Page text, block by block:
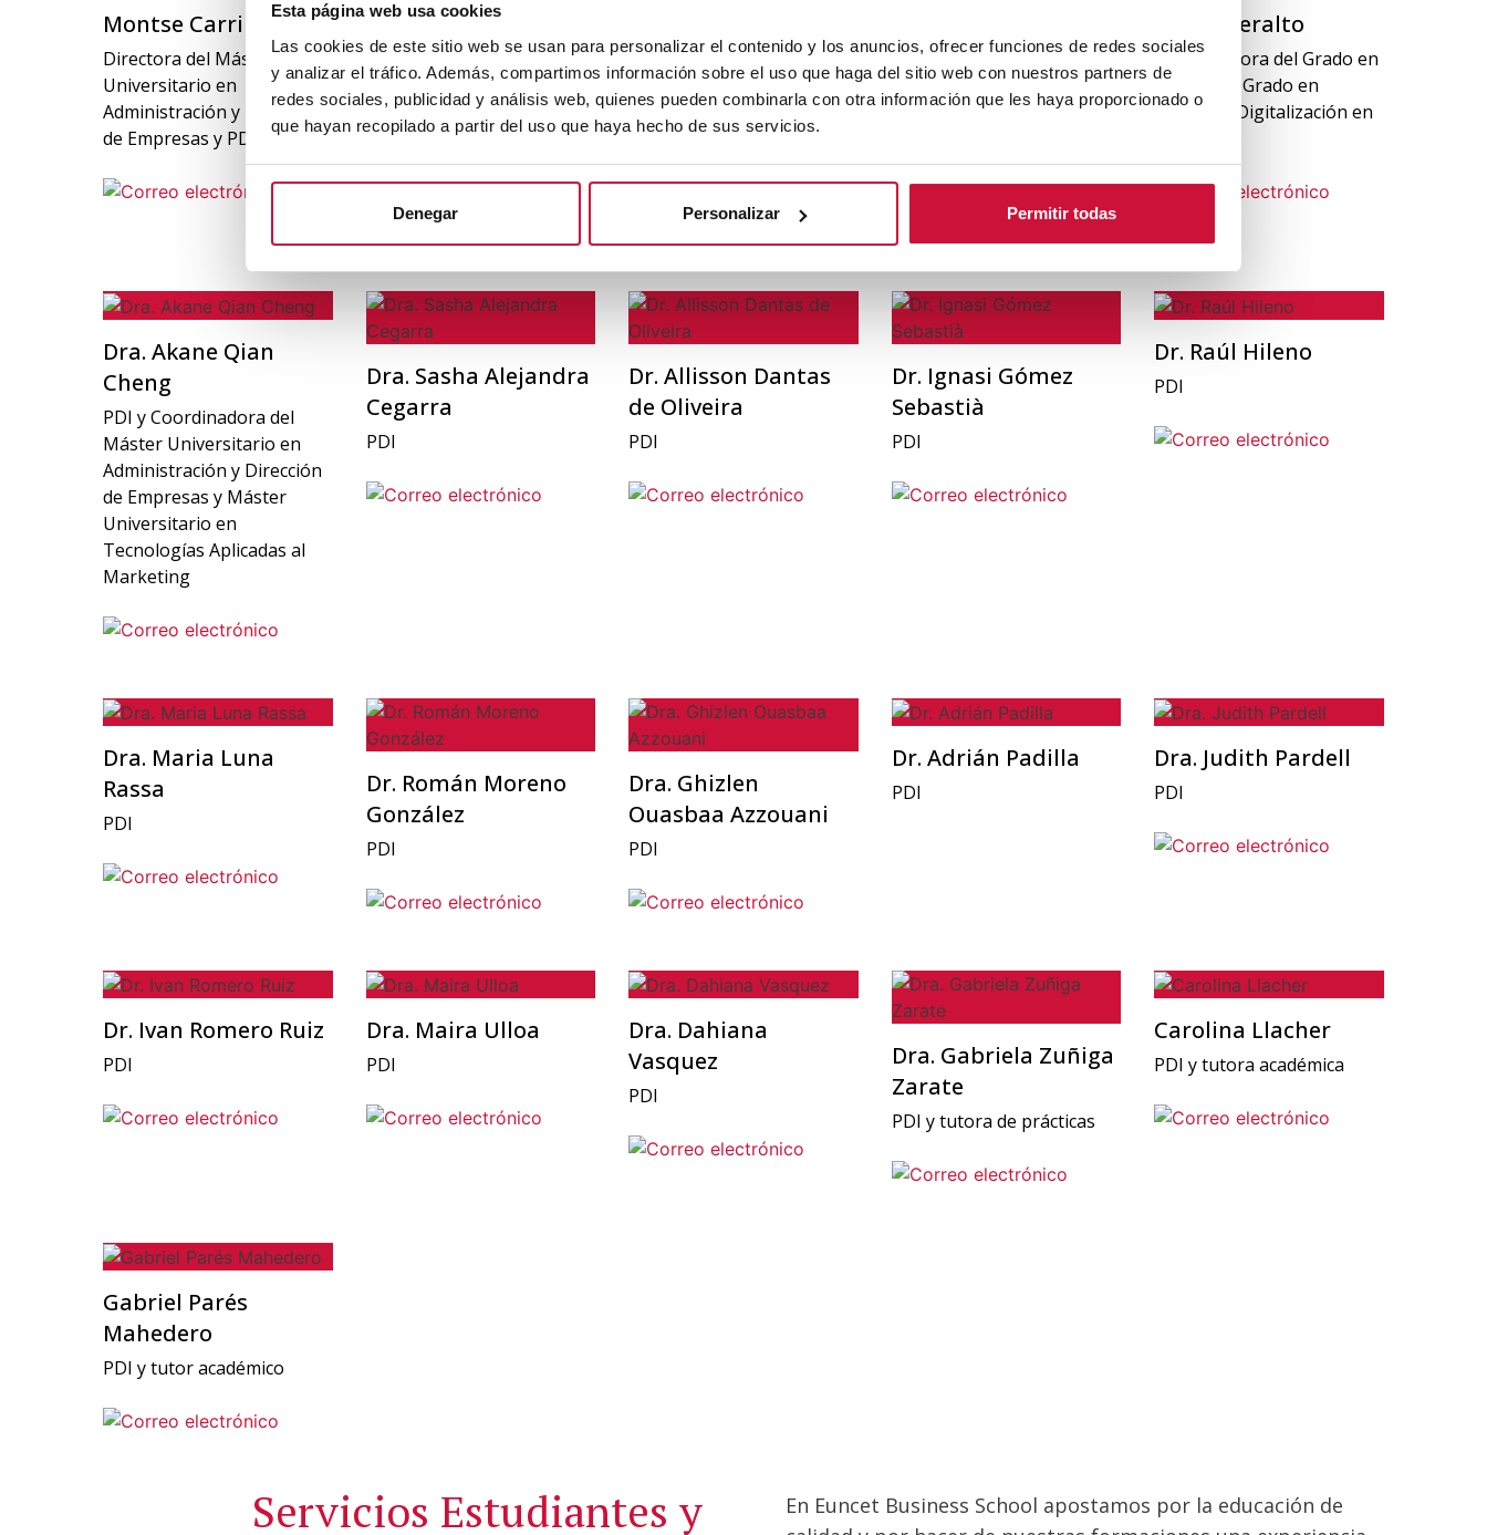
Esta página web usa cookies
Las cookies de este sitio web se usan para personalizar el contenido y los anuncios, ofrecer funciones de redes sociales
y analizar el tráfico. Además, compartimos información sobre el uso que haga del sitio web con nuestros partners de
redes sociales, publicidad y análisis web, quienes pueden combinarla con otra información que les haya proporcionado o
que hayan recopilado a partir del uso que haya hecho de sus servicios.
Denegar Personalizar Permitir todas
Montse Carrillo
Directora del Máster
Universitario en
Administración y Dirección
de Empresas y PDI
Anna Llacher Alsina
Directora del Máster
Universitario en
Comunicación, Directora
del Grado en Marketing y
PDI
Dra. Mª Paola
Mastrantonio Ramos
Directora del Máster
Humanos y PDI
Rodriguez
Directora de Servicios a los
Estudiantes y Alumni y
prácticas
Alba Queralto
Coordinadora del Grado en
CTEF y del Grado en
Gestión y Digitalización en
Dra. Akane Qian
Cheng
PDI y Coordinadora del
Máster Universitario en
Administración y Dirección
de Empresas y Máster
Universitario en
Tecnologías Aplicadas al
Marketing
Dra. Sasha Alejandra
Cegarra
PDI
Dr. Allisson Dantas
de Oliveira
PDI
Dr. Ignasi Gómez
Sebastià
PDI
Dr. Raúl Hileno
PDI
Dra. Maria Luna
Rassa
PDI
Dr. Román Moreno
González
PDI
Dra. Ghizlen
Ouasbaa Azzouani
PDI
Dr. Adrián Padilla
PDI
Dra. Judith Pardell
PDI
Dr. Ivan Romero Ruiz
PDI
Dra. Maira Ulloa
PDI
Dra. Dahiana
Vasquez
PDI
Dra. Gabriela Zuñiga
Zarate
PDI y tutora de prácticas
Carolina Llacher
PDI y tutora académica
Gabriel Parés
Mahedero
PDI y tutor académico
Servicios Estudiantes y
En Euncet Business School apostamos por la educación de